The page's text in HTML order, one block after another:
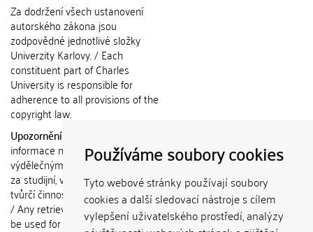
Používáme soubory cookies
Tyto webové stránky používají soubory
cookies a další sledovací nástroje s cílem
vylepšení uživatelského prostředí, analýzy
Za dodržení všech ustanovení
autorského zákona jsou
zodpovědné jednotlivé složky
Univerzity Karlovy. / Each
constituent part of Charles
University is responsible for
adherence to all provisions of the
copyright law.
Upozornění / Notice:
informace nemohou být použity k
výdělečným účelům nebo vydávány
za studijní, vědeckou nebo jinou
tvůrčí činnost jiné osoby než autora.
/ Any retrieved information shall not
be used for any commercial